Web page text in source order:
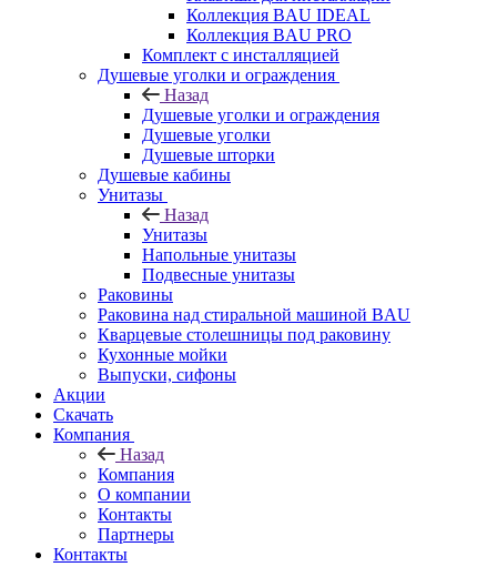
Коллекция BAU IDEAL
Коллекция BAU PRO
Комплект с инсталляцией
Душевые уголки и ограждения
Назад
Душевые уголки и ограждения
Душевые уголки
Душевые шторки
Душевые кабины
Унитазы
Назад
Унитазы
Напольные унитазы
Подвесные унитазы
Раковины
Раковина над стиральной машиной BAU
Кварцевые столешницы под раковину
Кухонные мойки
Выпуски, сифоны
Акции
Скачать
Компания
Назад
Компания
О компании
Контакты
Партнеры
Контакты